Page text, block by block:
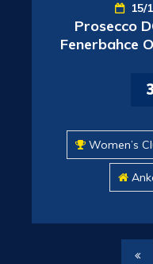
15/
Prosecco
Fenerbahce
Women’s